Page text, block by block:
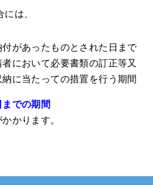
は、
があったものとされた日まで
において必要書類の訂正等又
に当たっての措置を行う期間
での期間
かかります。